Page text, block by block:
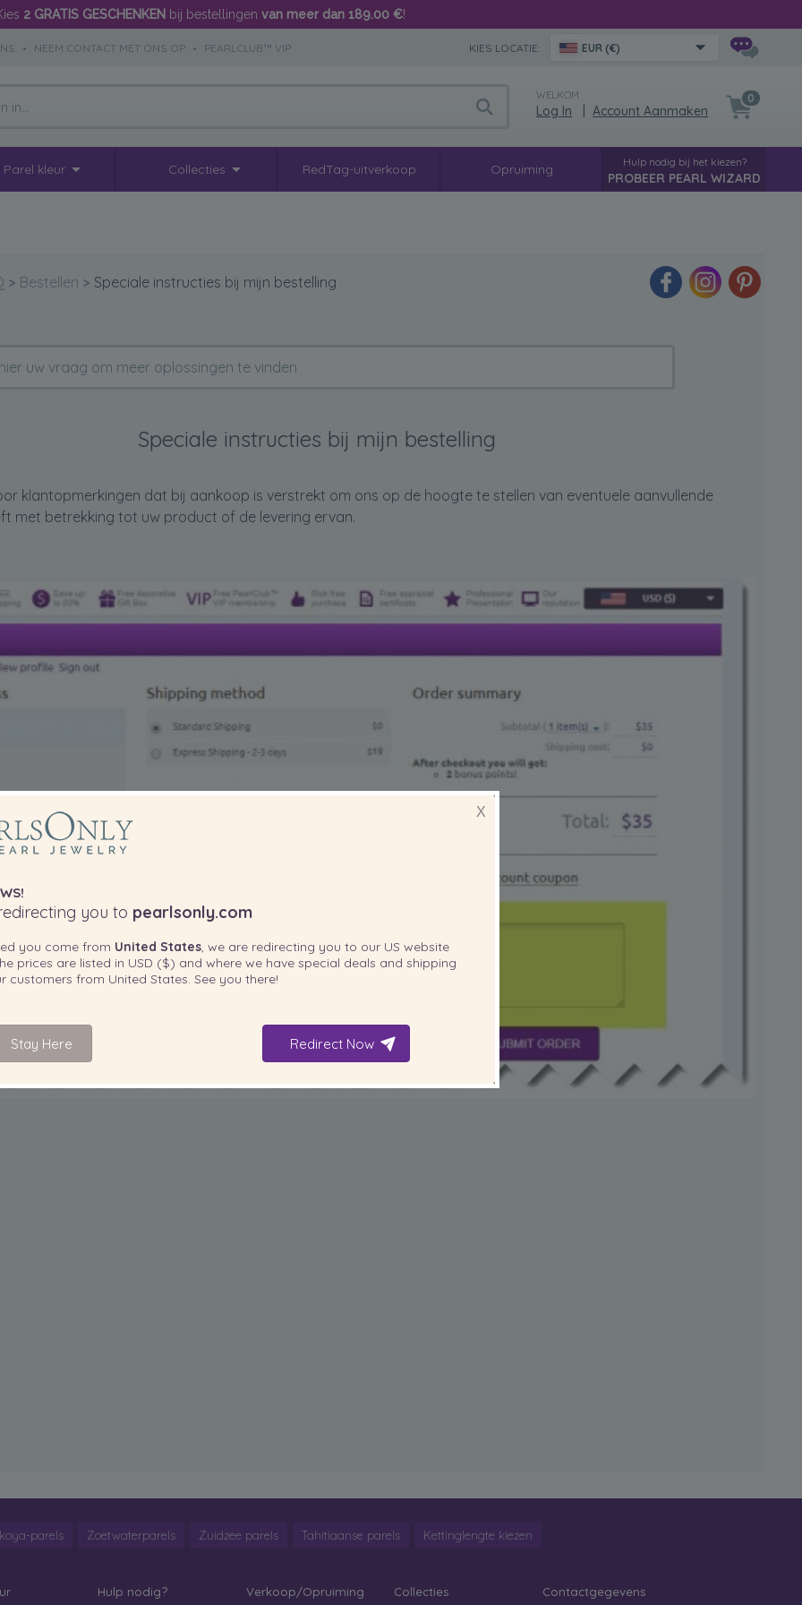
2 GRATIS GESCHENKEN bij bestellingen van meer dan 189.00 €!
• NEEM CONTACT MET ONS OP • PEARLCLUB™ VIP KIES LOCATIE: EUR (€)
WELKOM
Log In |Account Aanmaken
0
Parel kleur Collecties RedTag-uitverkoop Opruiming Hulp nodig bij het kiezen?
PROBEER PEARL WIZARD
> Bestellen > Speciale instructies bij mijn bestelling
Speciale instructies bij mijn bestelling
klantopmerkingen dat bij aankoop is verstrekt om ons op de hoogte te stellen van eventuele aanvullende
met betrekking tot uw product of de levering ervan.
parels Zoetwaterparels Zuidzee parels Tahitiaanse parels Kettinglengte kiezen
Hulp nodig? Verkoop/Opruiming Collecties Contactgegevens
X
you to pearlsonly.com
you come from United States, we are redirecting you to our US website
prices are listed in USD ($) and where we have special deals and shipping
customers from United States . See you there!
Stay Here Redirect Now